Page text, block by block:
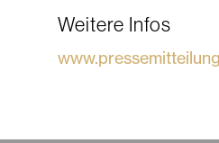
Weitere Infos